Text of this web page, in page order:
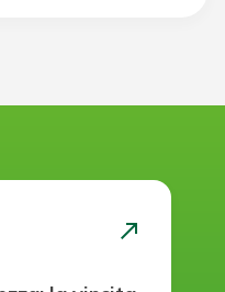
north_east